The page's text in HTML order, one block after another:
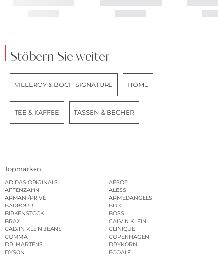
Stöbern Sie weiter
VILLEROY & BOCH SIGNATURE HOME
TEE & KAFFEE TASSEN & BECHER
Topmarken
ADIDAS ORIGINALS
AESOP
AFFENZAHN
ALESSI
ARMANI/PRIVÉ
ARMEDANGELS
BARBOUR
BDK
BIRKENSTOCK
BOSS
BRAX
CALVIN KLEIN
CALVIN KLEIN JEANS
CLINIQUE
COMMA
COPENHAGEN
DR. MARTENS
DRYKORN
DYSON
ECOALF